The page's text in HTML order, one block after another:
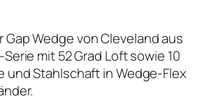
Wedge von Cleveland aus
mit 52 Grad Loft sowie 10
und Stahlschaft in Wedge-Flex